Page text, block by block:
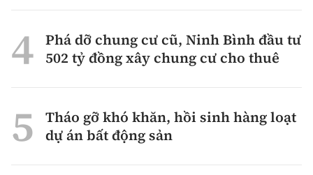
Phá dỡ chung cư cũ, Ninh Bình đầu tư
502 tỷ đồng xây chung cư cho thuê
Tháo gỡ khó khăn, hồi sinh hàng loạt
dự án bất động sản